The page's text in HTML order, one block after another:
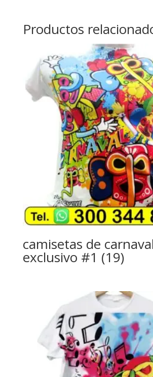
Productos
camisetas de
exclusivo #1 (19)